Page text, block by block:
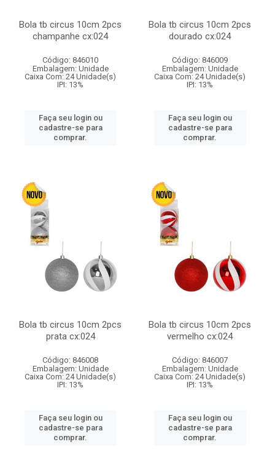
Bola tb circus 10cm 2pcs
champanhe cx:024
Código: 846010
Embalagem: Unidade
Caixa Com: 24 Unidade(s)
IPI: 13%
Faça seu login ou
cadastre-se para
comprar.
Bola tb circus 10cm 2pcs
dourado cx:024
Código: 846009
Embalagem: Unidade
Caixa Com: 24 Unidade(s)
IPI: 13%
Faça seu login ou
cadastre-se para
comprar.
Bola tb circus 10cm 2pcs
prata cx:024
Código: 846008
Embalagem: Unidade
Caixa Com: 24 Unidade(s)
IPI: 13%
Faça seu login ou
cadastre-se para
comprar.
Bola tb circus 10cm 2pcs
vermelho cx:024
Código: 846007
Embalagem: Unidade
Caixa Com: 24 Unidade(s)
IPI: 13%
Faça seu login ou
cadastre-se para
comprar.